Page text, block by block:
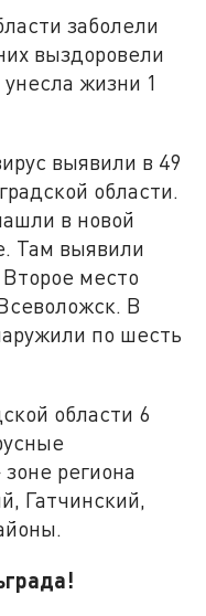
заболели
выздоровели
жизни 1
выявили в 49
области.
в новой
Там выявили
место
В
по шесть
области 6
региона
Гатчинский,